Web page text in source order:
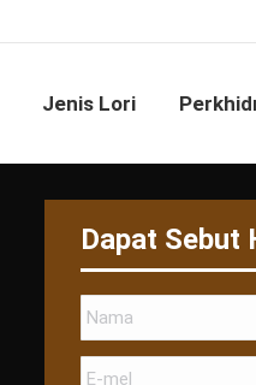
Jenis Lori
Dapat Sebut